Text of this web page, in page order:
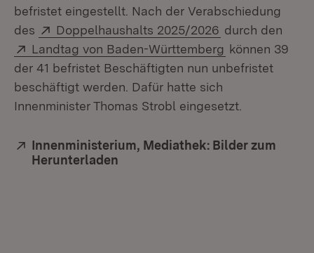
befristet eingestellt. Nach der Verabschiedung
des
Extern:
Doppelhaushalts 2025/2026 (Öffnet in
durch den
Extern:
Landtag von Baden-Württemberg (Öffnet in
können 39
der 41 befristet Beschäftigten nun unbefristet
beschäftigt werden. Dafür hatte sich
Innenminister Thomas Strobl eingesetzt.
Extern:
Innenministerium, Mediathek: Bilder zum
Herunterladen